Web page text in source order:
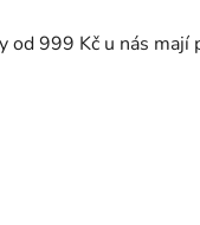
od 999 Kč u nás mají